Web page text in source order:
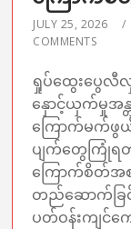
JULY 25, 2026
COMMENTS
ရှုပ်ထွေးပွေလီ
နှောင့်ယှက်မှုအန္
ကြောက်မက်ဖွယ်
ပျက်တွေကြုံ
ကြောက်စိတ်အစ
တည်ဆောက်ခြ
ပတ်ဝန်းကျင်